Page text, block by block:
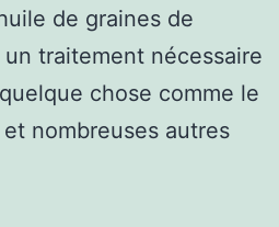
de graines de
traitement nécessaire
chose comme le
et nombreuses autres